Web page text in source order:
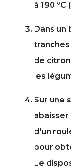
à 190 °C
Dans un
de
les
Sur une
d'un
pour
Le